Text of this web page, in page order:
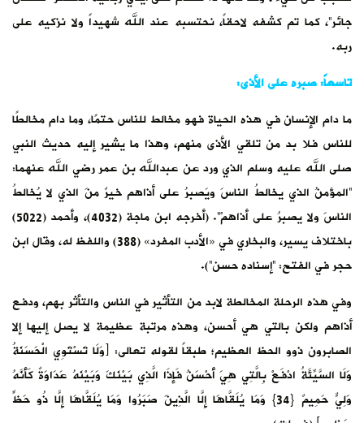
جائر”، كما تم كشفه لاحقاً، نحتسبه عند الله شهيداً ولا نزكيه على
ربه.
تاسعاً: صبره على الأذى:
ما دام الإنسان في هذه الحياة فهو مخالط للناس حتمًا، وما دام مخالطًا
للناس فلا بد من تلقي الأذى منهم، وهذا ما يشير إليه حديث النبي
صلى الله عليه وسلم الذي ورد عن عبدالله بن عمر رضي الله عنهما:
“المؤمنُ الذي يخالطُ الناسَ ويَصبرُ على أذاهم خيرٌ منَ الذي لا يُخالطُ
الناسَ ولا يصبرُ على أذاهمْ”. (أخرجه ابن ماجة (4032)، وأحمد (5022)
باختلاف يسير، والبخاري في «الأدب المفرد» (388) واللفظ له، وقال ابن
حجر في الفتح: “إسناده حسن”).
وفي هذه الرحلة المخالطة لابد من التأثير في الناس والتأثر بهم، ودفع
أذاهم ولكن بالتي هي أحسن، وهذه مرتبة عظيمة لا يصل إليها إلا
الصابرون ذوو الحظ العظيم؛ طبقاً لقوله تعالى: ﴿وَلَا تَسْتَوِي الْحَسَنَةُ
وَلَا السَّيِّئَةُ ادْفَعْ بِالَّتِي هِيَ أَحْسَنُ فَإِذَا الَّذِي بَيْنَكَ وَبَيْنَهُ عَدَاوَةٌ كَأَنَّهُ
وَلِيٌّ حَمِيمٌ {34} وَمَا يُلَقَّاهَا إِلَّا الَّذِينَ صَبَرُوا وَمَا يُلَقَّاهَا إِلَّا ذُو حَظٍّ